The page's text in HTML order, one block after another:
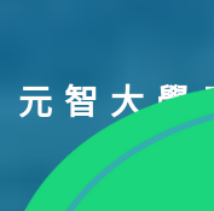
元智大學
YZU's Response